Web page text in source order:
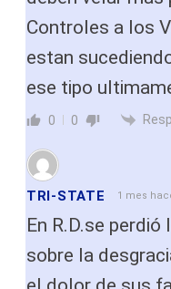
Controles a los
estan
ese tipo
0 0
TRI-STATE 1 mes
En R.D.se
sobre la